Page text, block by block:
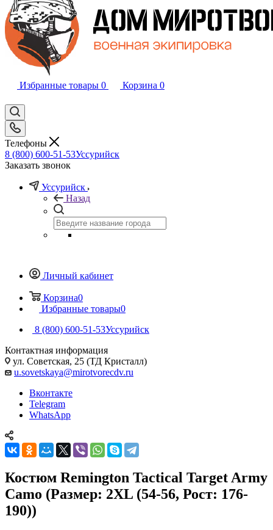
Избранные товары 0 Корзина 0
Телефоны
8 (800) 600-51-53Уссурийск
Заказать звонок
Уссурийск
Назад
Личный кабинет
Корзина0
Избранные товары0
8 (800) 600-51-53Уссурийск
Контактная информация
ул. Советская, 25 (ТД Кристалл)
u.sovetskaya@mirotvorecdv.ru
Вконтакте
Telegram
WhatsApp
Костюм Remington Tactical Target Army
Camo (Размер: 2XL (54-56, Рост: 176-
190))